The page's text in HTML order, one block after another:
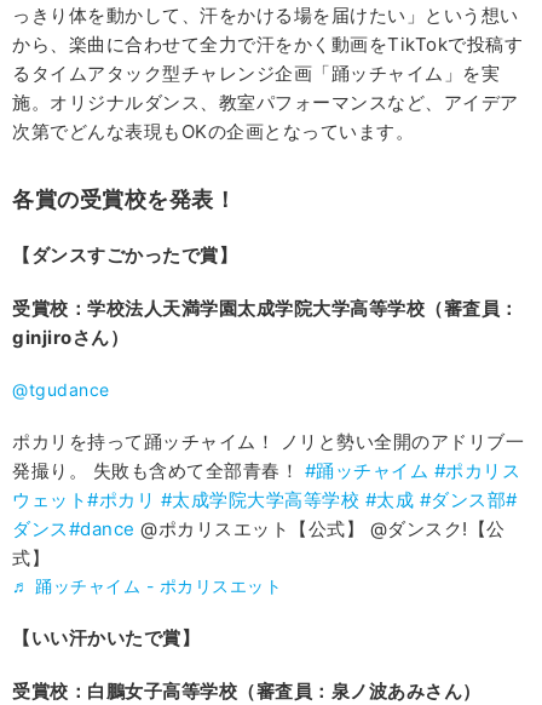
っきり体を動かして、汗をかける場を届けたい」という想い
から、楽曲に合わせて全力で汗をかく動画をTikTokで投稿す
るタイムアタック型チャレンジ企画「踊ッチャイム」を実
施。オリジナルダンス、教室パフォーマンスなど、アイデア
次第でどんな表現もOKの企画となっています。
各賞の受賞校を発表！
【ダンスすごかったで賞】
受賞校：学校法人天満学園太成学院大学高等学校（審査員：
ginjiroさん）
@tgudance
ポカリを持って踊ッチャイム！ ノリと勢い全開のアドリブ一
発撮り。 失敗も含めて全部青春！ #踊ッチャイム #ポカリス
ウェット#ポカリ #太成学院大学高等学校 #太成 #ダンス部#
ダンス#dance @ポカリスエット【公式】 @ダンスク!【公
式】
♬ 踊ッチャイム - ポカリスエット
【いい汗かいたで賞】
受賞校：白鵬女子高等学校（審査員：泉ノ波あみさん）